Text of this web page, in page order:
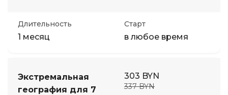
Длительность
1 месяц
Старт
в любое время
Экстремальная
география для 7
303 BYN
337 BYN